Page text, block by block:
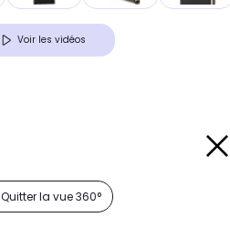
Voir les vidéos
Quitter la vue 360°